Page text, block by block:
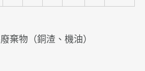
棄物（銅渣、機油）